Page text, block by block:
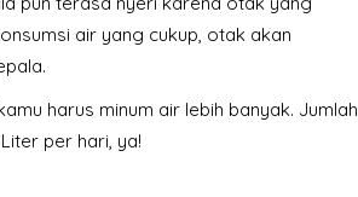
air yang cukup, otak akan
harus minum air lebih banyak. Jumlah
per hari, ya!